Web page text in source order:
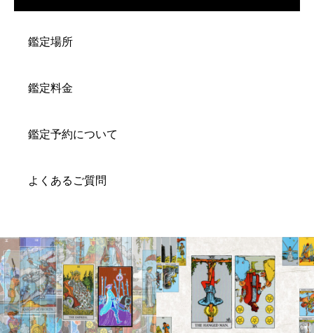
鑑定場所
鑑定料金
鑑定予約について
よくあるご質問